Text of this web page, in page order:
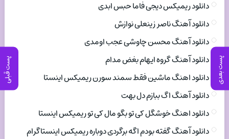
پست بعدی پست قبلی
دانلود ریمیکس دیجی فاما حبس ابدی
دانلود آهنگ ناصر زینعلی نوازش
دانلود آهنگ محسن چاوشی عجب اومدی
دانلود آهنگ گروه ایهام بغض مدام
دانلود اهنگ ماشین فقط سمند سورن ریمیکس اینستا
دانلود آهنگ اگ ببازم دل بهت
دانلود اهنگ خوشگل کی تو بگو مال کی تو ریمیکس اینستا
دانلود آهنگ گفته بودم اگه برگردی دوباره ریمیکس اینستاگرام